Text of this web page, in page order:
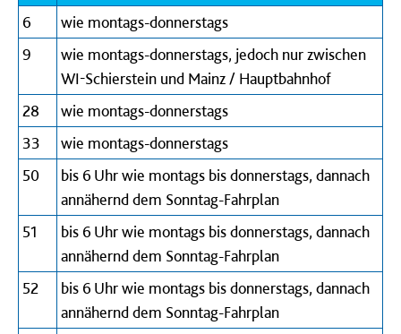
6
wie montags-donnerstags
9
wie montags-donnerstags, jedoch nur zwischen
WI-Schierstein und Mainz / Hauptbahnhof
28
wie montags-donnerstags
33
wie montags-donnerstags
50
bis 6 Uhr wie montags bis donnerstags, dannach
annähernd dem Sonntag-Fahrplan
51
bis 6 Uhr wie montags bis donnerstags, dannach
annähernd dem Sonntag-Fahrplan
52
bis 6 Uhr wie montags bis donnerstags, dannach
annähernd dem Sonntag-Fahrplan